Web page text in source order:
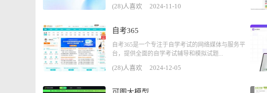
(28)人喜欢 2024-11-10
自考365
自考365是一个专注于自学考试的网络媒体与服务平
台，提供全面的自学考试辅导和模拟试题...
(28)人喜欢 2024-12-05